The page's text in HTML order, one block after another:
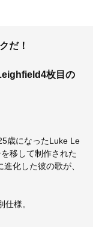
だ！
枚目の
歳になったLuke Le
移して制作された
化した彼の歌が、
様。